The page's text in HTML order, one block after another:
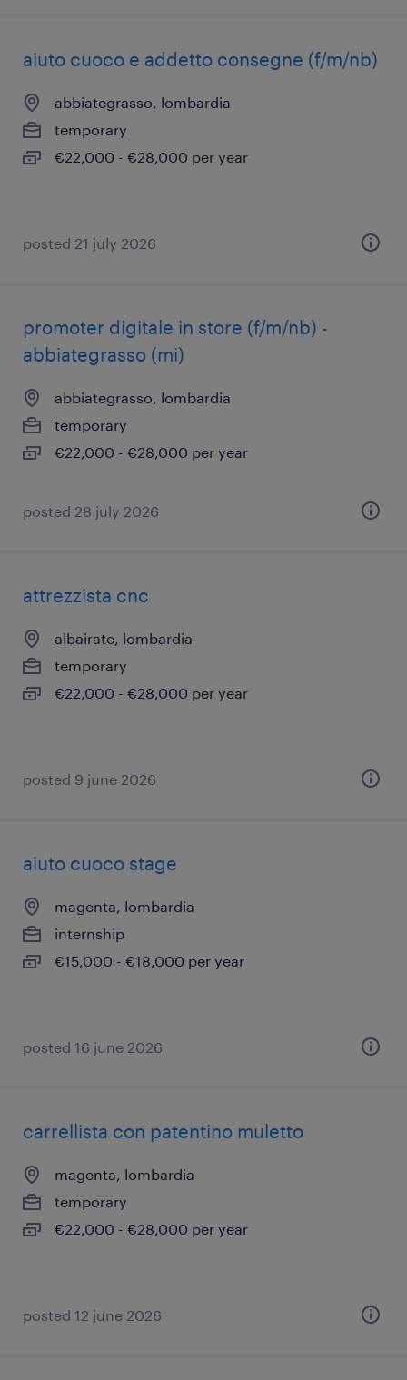
aiuto cuoco e addetto consegne (f/m/nb)
abbiategrasso, lombardia
temporary
€22,000 - €28,000 per year
posted 21 july 2026
promoter digitale in store (f/m/nb) -
abbiategrasso (mi)
abbiategrasso, lombardia
temporary
€22,000 - €28,000 per year
posted 28 july 2026
attrezzista cnc
albairate, lombardia
temporary
€22,000 - €28,000 per year
posted 9 june 2026
aiuto cuoco stage
magenta, lombardia
internship
€15,000 - €18,000 per year
posted 16 june 2026
carrellista con patentino muletto
magenta, lombardia
temporary
€22,000 - €28,000 per year
posted 12 june 2026